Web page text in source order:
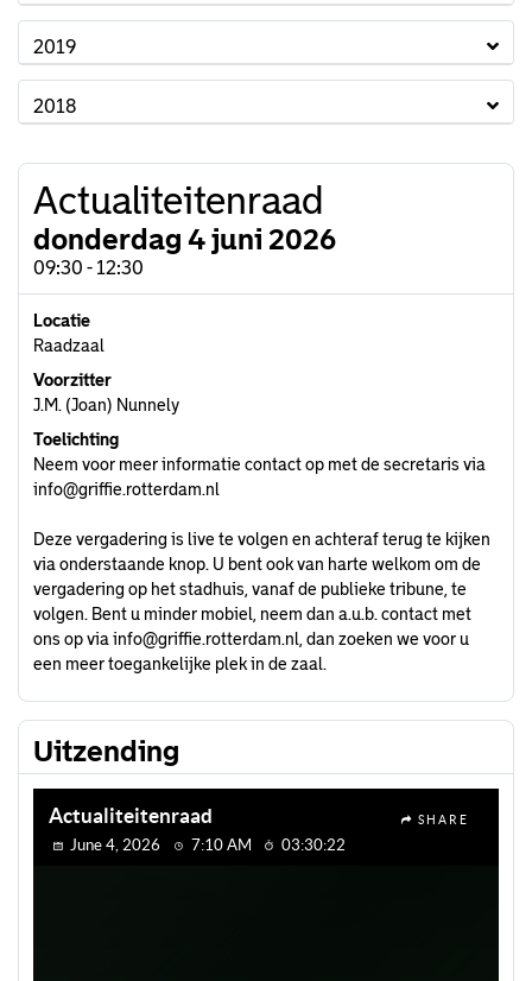
2019
2018
Actualiteitenraad
donderdag 4 juni 2026
09:30 - 12:30
Locatie
Raadzaal
Voorzitter
J.M. (Joan) Nunnely
Toelichting
Neem voor meer informatie contact op met de secretaris via
info@griffie.rotterdam.nl
Deze vergadering is live te volgen en achteraf terug te kijken
via onderstaande knop. U bent ook van harte welkom om de
vergadering op het stadhuis, vanaf de publieke tribune, te
volgen. Bent u minder mobiel, neem dan a.u.b. contact met
ons op via info@griffie.rotterdam.nl , dan zoeken we voor u
een meer toegankelijke plek in de zaal.
Uitzending